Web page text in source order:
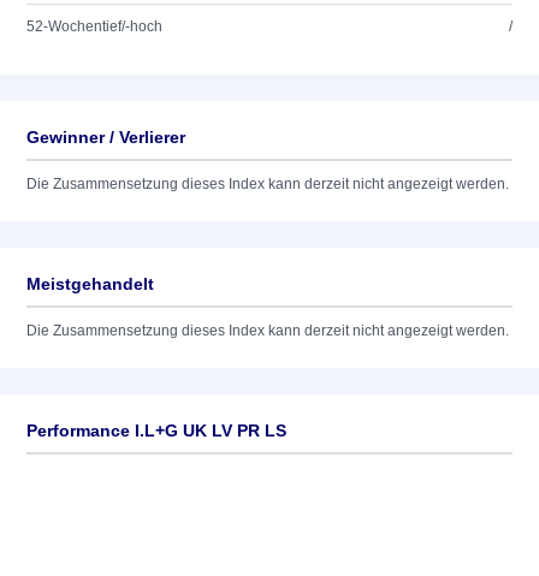
52-Wochentief/-hoch /
Gewinner / Verlierer
Die Zusammensetzung dieses Index kann derzeit nicht angezeigt werden.
Meistgehandelt
Die Zusammensetzung dieses Index kann derzeit nicht angezeigt werden.
Performance I.L+G UK LV PR LS